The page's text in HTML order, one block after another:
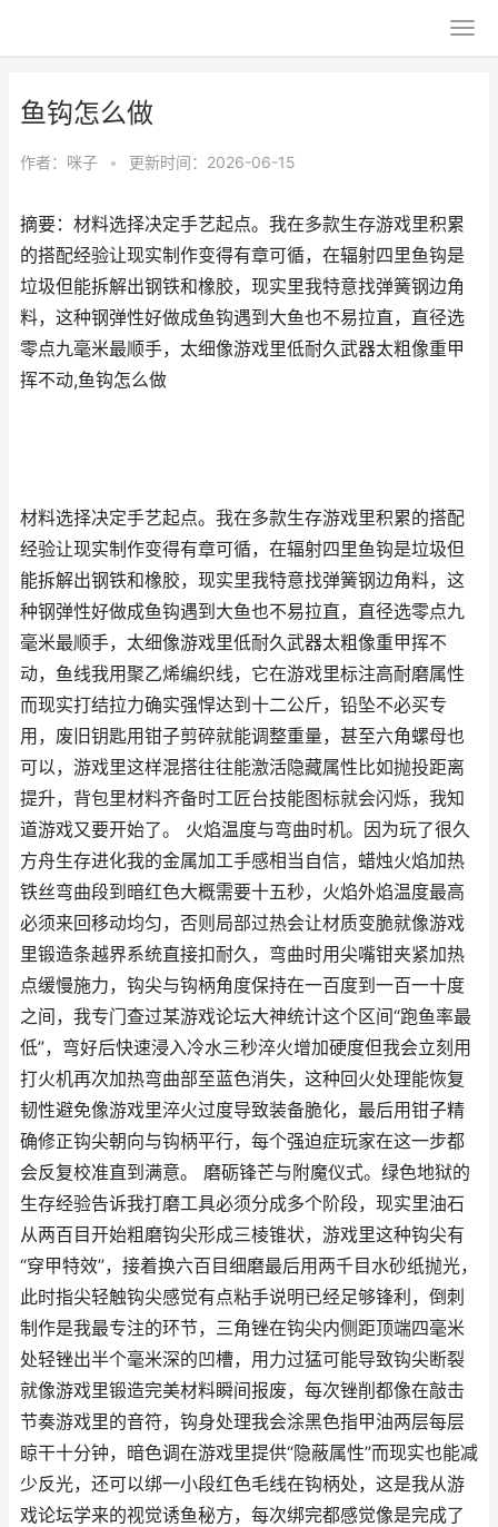
鱼钩怎么做
作者： 咪子 • 更新时间：2026-06-15
摘要：材料选择决定手艺起点。我在多款生存游戏里积累
的搭配经验让现实制作变得有章可循，在辐射四里鱼钩是
垃圾但能拆解出钢铁和橡胶，现实里我特意找弹簧钢边角
料，这种钢弹性好做成鱼钩遇到大鱼也不易拉直，直径选
零点九毫米最顺手，太细像游戏里低耐久武器太粗像重甲
挥不动,鱼钩怎么做
材料选择决定手艺起点。我在多款生存游戏里积累的搭配
经验让现实制作变得有章可循，在辐射四里鱼钩是垃圾但
能拆解出钢铁和橡胶，现实里我特意找弹簧钢边角料，这
种钢弹性好做成鱼钩遇到大鱼也不易拉直，直径选零点九
毫米最顺手，太细像游戏里低耐久武器太粗像重甲挥不
动，鱼线我用聚乙烯编织线，它在游戏里标注高耐磨属性
而现实打结拉力确实强悍达到十二公斤，铅坠不必买专
用，废旧钥匙用钳子剪碎就能调整重量，甚至六角螺母也
可以，游戏里这样混搭往往能激活隐藏属性比如抛投距离
提升，背包里材料齐备时工匠台技能图标就会闪烁，我知
道游戏又要开始了。 火焰温度与弯曲时机。因为玩了很久
方舟生存进化我的金属加工手感相当自信，蜡烛火焰加热
铁丝弯曲段到暗红色大概需要十五秒，火焰外焰温度最高
必须来回移动均匀，否则局部过热会让材质变脆就像游戏
里锻造条越界系统直接扣耐久，弯曲时用尖嘴钳夹紧加热
点缓慢施力，钩尖与钩柄角度保持在一百度到一百一十度
之间，我专门查过某游戏论坛大神统计这个区间“跑鱼率最
低”，弯好后快速浸入冷水三秒淬火增加硬度但我会立刻用
打火机再次加热弯曲部至蓝色消失，这种回火处理能恢复
韧性避免像游戏里淬火过度导致装备脆化，最后用钳子精
确修正钩尖朝向与钩柄平行，每个强迫症玩家在这一步都
会反复校准直到满意。 磨砺锋芒与附魔仪式。绿色地狱的
生存经验告诉我打磨工具必须分成多个阶段，现实里油石
从两百目开始粗磨钩尖形成三棱锥状，游戏里这种钩尖有
“穿甲特效”，接着换六百目细磨最后用两千目水砂纸抛光，
此时指尖轻触钩尖感觉有点粘手说明已经足够锋利，倒刺
制作是我最专注的环节，三角锉在钩尖内侧距顶端四毫米
处轻锉出半个毫米深的凹槽，用力过猛可能导致钩尖断裂
就像游戏里锻造完美材料瞬间报废，每次锉削都像在敲击
节奏游戏里的音符，钩身处理我会涂黑色指甲油两层每层
晾干十分钟，暗色调在游戏里提供“隐蔽属性”而现实也能减
少反光，还可以绑一小段红色毛线在钩柄处，这是我从游
戏论坛学来的视觉诱鱼秘方，每次绑完都感觉像是完成了